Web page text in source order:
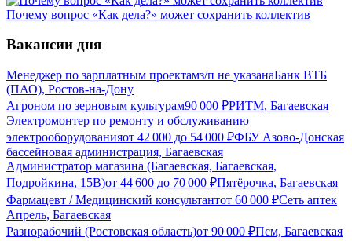
Почему вопрос «Как дела?» может сохранить коллектив
Вакансии дня
Менеджер по зарплатным проектамз/п не указанаБанк ВТБ
(ПАО), Ростов-на-Дону
Агроном по зерновым культурам90 000 ₽РИТМ, Багаевская
Электромонтер по ремонту и обслуживанию
электрооборудованияот 42 000 до 54 000 ₽ФБУ Азово-Донская
бассейновая администрация, Багаевская
Администратор магазина (Багаевская, Багаевская,
Подройкина, 15В)от 44 600 до 70 000 ₽Пятёрочка, Багаевская
Фармацевт / Медицинский консультантот 60 000 ₽Сеть аптек
Апрель, Багаевская
Разнорабочий (Ростовская область)от 90 000 ₽Псм, Багаевская